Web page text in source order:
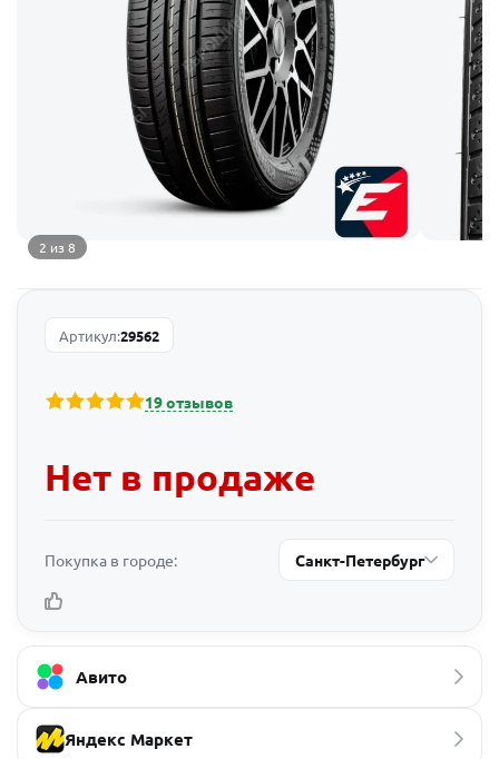
2 из 8
Артикул:29562
19 отзывов
Нет в продаже
Покупка в городе: Санкт-Петербург
Авито
Яндекс Маркет